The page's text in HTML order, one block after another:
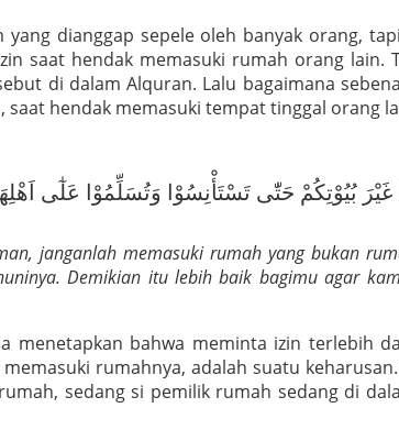
yang dianggap sepele oleh banyak orang,
saat hendak memasuki rumah orang lain.
di dalam Alquran. Lalu bagaimana
saat hendak memasuki tempat tinggal orang
غَيْرَ بُيُوْتِكُمْ حَتّٰى تَسْتَأْنِسُوْا وَتُسَلِّمُوْا عَلٰٓى
janganlah memasuki rumah yang bukan
Demikian itu lebih baik bagimu agar
menetapkan bahwa meminta izin terlebih
rumahnya, adalah suatu
sedang si pemilik rumah sedang di